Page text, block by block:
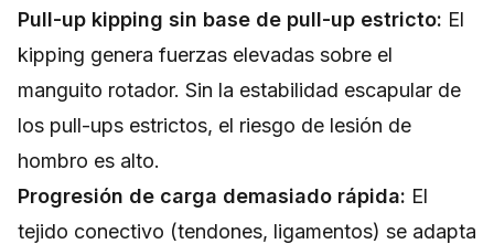
Pull-up kipping sin base de pull-up estricto: El
kipping genera fuerzas elevadas sobre el
manguito rotador. Sin la estabilidad escapular de
los pull-ups estrictos, el riesgo de lesión de
hombro es alto.
Progresión de carga demasiado rápida: El
tejido conectivo (tendones, ligamentos) se adapta